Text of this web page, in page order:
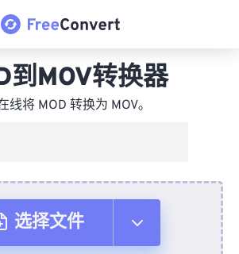
到MOV转换器
线将 MOD 转换为 MOV。
选择文件